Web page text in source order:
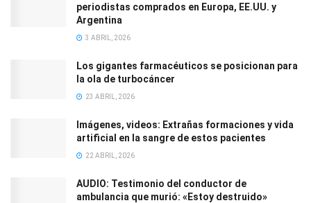
periodistas comprados en Europa, EE.UU. y
Argentina
3 ABRIL, 2026
Los gigantes farmacéuticos se posicionan para
la ola de turbocáncer
23 ABRIL, 2026
Imágenes, videos: Extrañas formaciones y vida
artificial en la sangre de estos pacientes
22 ABRIL, 2026
AUDIO: Testimonio del conductor de
ambulancia que murió: «Estoy destruido»